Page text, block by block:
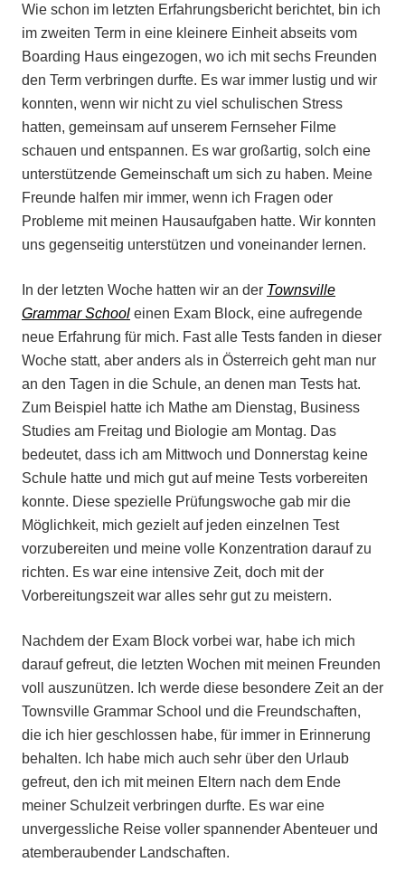
Wie schon im letzten Erfahrungsbericht berichtet, bin ich
im zweiten Term in eine kleinere Einheit abseits vom
Boarding Haus eingezogen, wo ich mit sechs Freunden
den Term verbringen durfte. Es war immer lustig und wir
konnten, wenn wir nicht zu viel schulischen Stress
hatten, gemeinsam auf unserem Fernseher Filme
schauen und entspannen. Es war großartig, solch eine
unterstützende Gemeinschaft um sich zu haben. Meine
Freunde halfen mir immer, wenn ich Fragen oder
Probleme mit meinen Hausaufgaben hatte. Wir konnten
uns gegenseitig unterstützen und voneinander lernen.
In der letzten Woche hatten wir an der Townsville
Grammar School einen Exam Block, eine aufregende
neue Erfahrung für mich. Fast alle Tests fanden in dieser
Woche statt, aber anders als in Österreich geht man nur
an den Tagen in die Schule, an denen man Tests hat.
Zum Beispiel hatte ich Mathe am Dienstag, Business
Studies am Freitag und Biologie am Montag. Das
bedeutet, dass ich am Mittwoch und Donnerstag keine
Schule hatte und mich gut auf meine Tests vorbereiten
konnte. Diese spezielle Prüfungswoche gab mir die
Möglichkeit, mich gezielt auf jeden einzelnen Test
vorzubereiten und meine volle Konzentration darauf zu
richten. Es war eine intensive Zeit, doch mit der
Vorbereitungszeit war alles sehr gut zu meistern.
Nachdem der Exam Block vorbei war, habe ich mich
darauf gefreut, die letzten Wochen mit meinen Freunden
voll auszunützen. Ich werde diese besondere Zeit an der
Townsville Grammar School und die Freundschaften,
die ich hier geschlossen habe, für immer in Erinnerung
behalten. Ich habe mich auch sehr über den Urlaub
gefreut, den ich mit meinen Eltern nach dem Ende
meiner Schulzeit verbringen durfte. Es war eine
unvergessliche Reise voller spannender Abenteuer und
atemberaubender Landschaften.